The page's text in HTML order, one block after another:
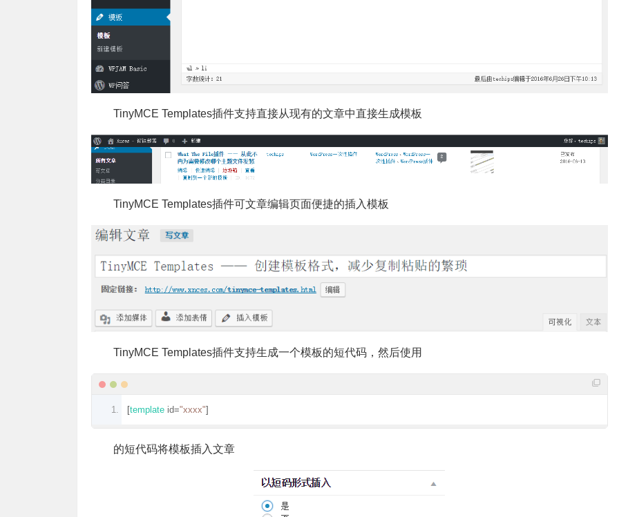
TinyMCE Templates插件支持直接从现有的文章中直接生成模板
TinyMCE Templates插件可文章编辑页面便捷的插入模板
TinyMCE Templates插件支持生成一个模板的短代码，然后使用
[template id="xxxx"]
的短代码将模板插入文章